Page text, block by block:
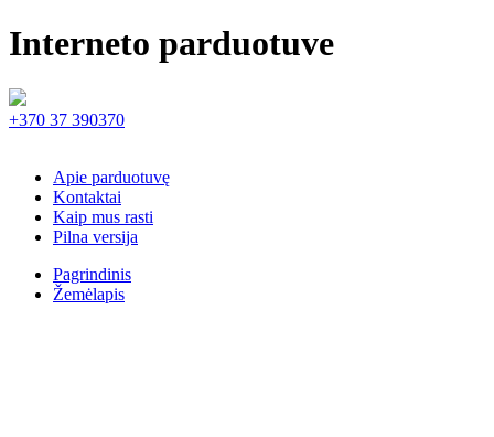
Interneto parduotuve
+370 37 390370
Apie parduotuvę
Kontaktai
Kaip mus rasti
Pilna versija
Pagrindinis
Žemėlapis